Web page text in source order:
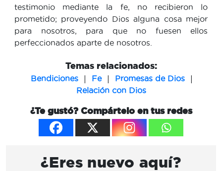
testimonio mediante la fe, no recibieron lo
prometido; proveyendo Dios alguna cosa mejor
para nosotros, para que no fuesen ellos
perfeccionados aparte de nosotros.
Temas relacionados:
Bendiciones | Fe | Promesas de Dios |
Relación con Dios
¿Te gustó? Compártelo en tus redes
¿Eres nuevo aquí?